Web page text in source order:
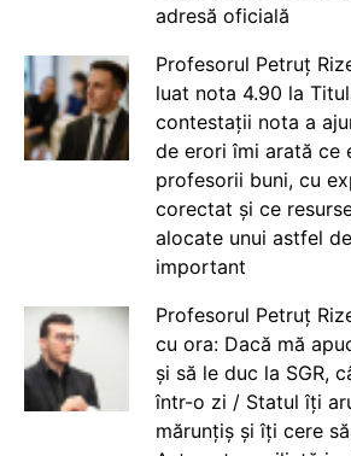
adresă oficială
Profesorul Petruț
luat nota 4.90 la
contestații nota a
de erori îmi arată ce
profesorii buni, cu
corectat și ce
alocate unui astfel
important
Profesorul Petruț
cu ora: Dacă mă
și să le duc la SGR,
într-o zi / Statul îți
mărunțiș și îți cere